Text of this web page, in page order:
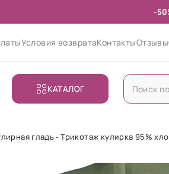
-
Условия возвратаКонтактыОтзывы
КАТАЛОГ
гладь Трикотаж кулирка 95%